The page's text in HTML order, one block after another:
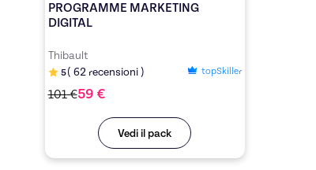
PROGRAMME MARKETING
DIGITAL
Thibault
5(62 recensioni ) topSkiller
101€59€
Vedi il pack